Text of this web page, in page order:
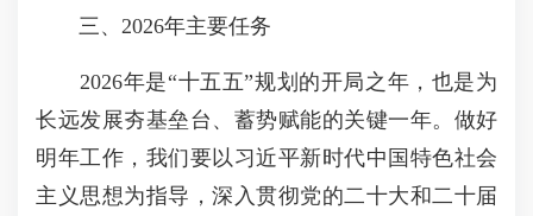
三、2026年主要任务
2026年是“十五五”规划的开局之年，也是为
长远发展夯基垒台、蓄势赋能的关键一年。做好
明年工作，我们要以习近平新时代中国特色社会
主义思想为指导，深入贯彻党的二十大和二十届